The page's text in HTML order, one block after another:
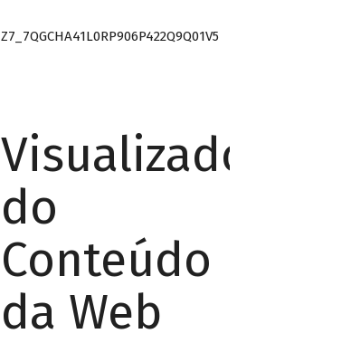
Z7_7QGCHA41L0RP906P422Q9Q01V5
Visualizador
do
Conteúdo
da Web